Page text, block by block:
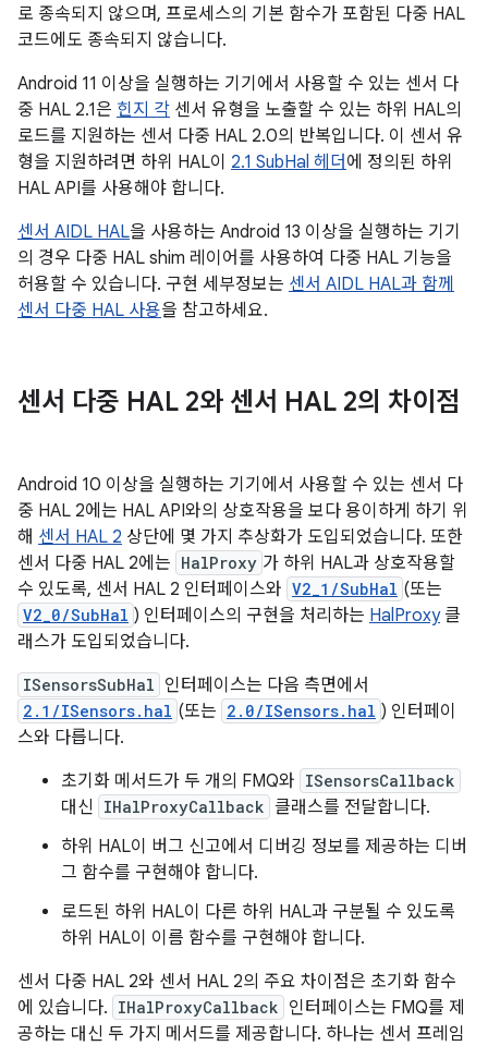
로 종속되지 않으며, 프로세스의 기본 함수가 포함된 다중 HAL
코드에도 종속되지 않습니다.
Android 11 이상을 실행하는 기기에서 사용할 수 있는 센서 다
중 HAL 2.1은 힌지 각 센서 유형을 노출할 수 있는 하위 HAL의
로드를 지원하는 센서 다중 HAL 2.0의 반복입니다. 이 센서 유
형을 지원하려면 하위 HAL이 2.1 SubHal 헤더 에 정의된 하위
HAL API를 사용해야 합니다.
센서 AIDL HAL을 사용하는 Android 13 이상을 실행하는 기기
의 경우 다중 HAL shim 레이어를 사용하여 다중 HAL 기능을
허용할 수 있습니다. 구현 세부정보는 센서 AIDL HAL과 함께
센서 다중 HAL 사용을 참고하세요.
센서 다중 HAL 2와 센서 HAL 2의 차이점
Android 10 이상을 실행하는 기기에서 사용할 수 있는 센서 다
중 HAL 2에는 HAL API와의 상호작용을 보다 용이하게 하기 위
해 센서 HAL 2 상단에 몇 가지 추상화가 도입되었습니다. 또한
센서 다중 HAL 2에는 HalProxy 가 하위 HAL과 상호작용할
수 있도록, 센서 HAL 2 인터페이스와 V2_1/SubHal (또는
V2_0/SubHal ) 인터페이스의 구현을 처리하는 HalProxy클
래스가 도입되었습니다.
ISensorsSubHal 인터페이스는 다음 측면에서
2.1/ISensors.hal (또는 2.0/ISensors.hal ) 인터페이
스와 다릅니다.
초기화 메서드가 두 개의 FMQ와 ISensorsCallback
대신 IHalProxyCallback 클래스를 전달합니다.
하위 HAL이 버그 신고에서 디버깅 정보를 제공하는 디버
그 함수를 구현해야 합니다.
로드된 하위 HAL이 다른 하위 HAL과 구분될 수 있도록
하위 HAL이 이름 함수를 구현해야 합니다.
센서 다중 HAL 2와 센서 HAL 2의 주요 차이점은 초기화 함수
에 있습니다. IHalProxyCallback 인터페이스는 FMQ를 제
공하는 대신 두 가지 메서드를 제공합니다. 하나는 센서 프레임